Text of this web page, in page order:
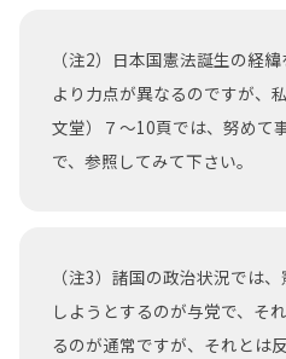
（注2）日本国憲法誕生の経
より力点が異なるのですが、
文堂）７～10頁では、努めて
で、参照してみて下さい。
（注3）諸国の政治状況では
しようとするのが与党で、そ
るのが通常ですが、それとは